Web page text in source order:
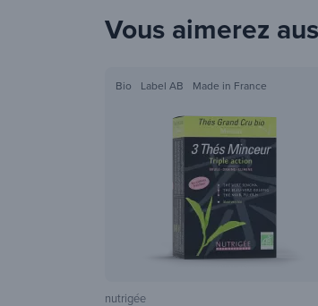
Vous aimerez
Bio Label AB Made in France
nutrigée